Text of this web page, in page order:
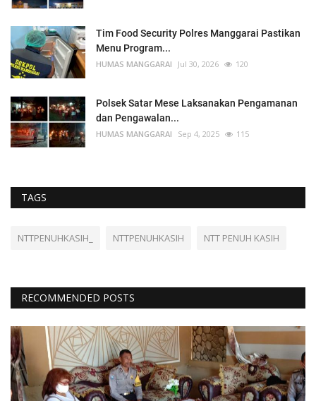
Tim Food Security Polres Manggarai Pastikan
Menu Program...
HUMAS MANGGARAI Jul 30, 2026 120
Polsek Satar Mese Laksanakan Pengamanan
dan Pengawalan...
HUMAS MANGGARAI Sep 4, 2025 115
TAGS
NTTPENUHKASIH_ NTTPENUHKASIH NTT PENUH KASIH
RECOMMENDED POSTS